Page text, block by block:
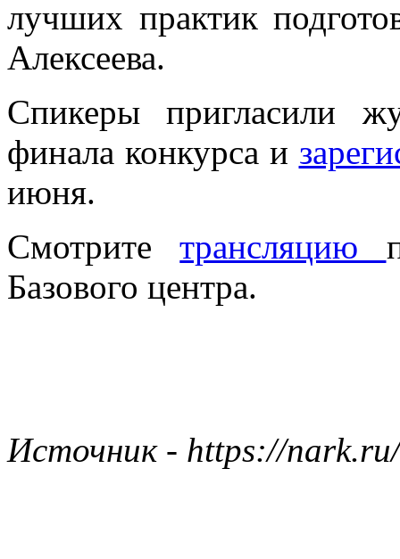
лучших практик
Алексеева.
Спикеры пригласили
финала конкурса и
июня.
Смотритетрансляцию
Базового центра.
Источник - https://